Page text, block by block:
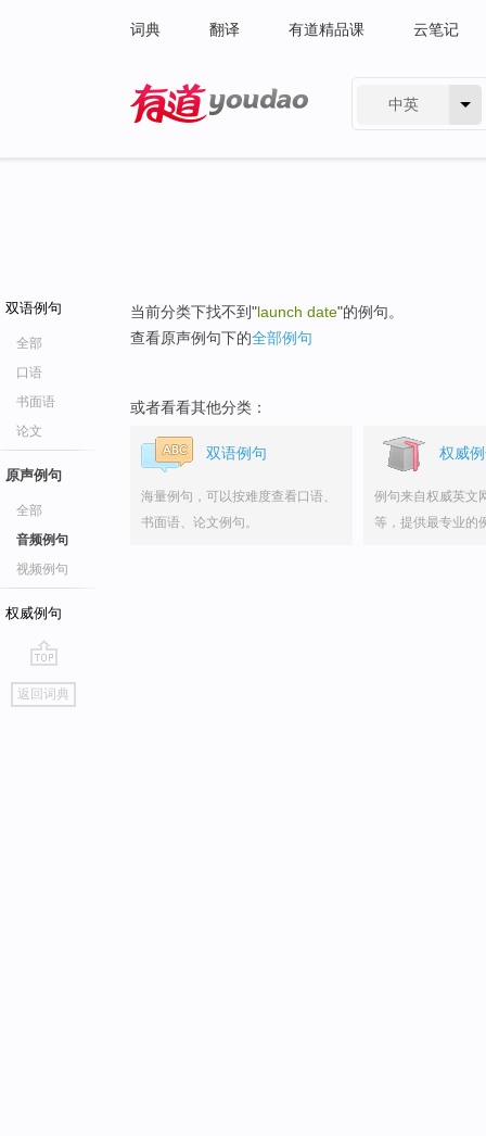
词典 翻译 有道精品课 云笔记
中英
双语例句
全部
口语
书面语
论文
原声例句
全部
音频例句
视频例句
权威例句
go
top
返回词典
当前分类下找不到"launch date"的例句。
查看原声例句下的全部例句
或者看看其他分类：
双语例句
海量例句，可以按难度查看口语、
书面语、论文例句。
权威
例句来自权威英文
等，提供最专业的